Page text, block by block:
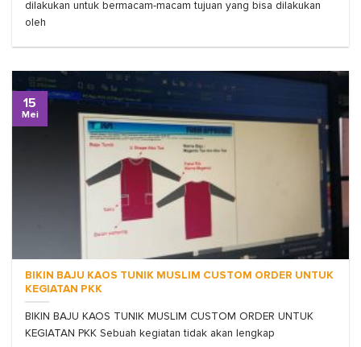
dilakukan untuk bermacam-macam tujuan yang bisa dilakukan
oleh
BIKIN BAJU KAOS TUNIK MUSLIM CUSTOM ORDER UNTUK
KEGIATAN PKK
BIKIN BAJU KAOS TUNIK MUSLIM CUSTOM ORDER UNTUK
KEGIATAN PKK Sebuah kegiatan tidak akan lengkap
15
Mei